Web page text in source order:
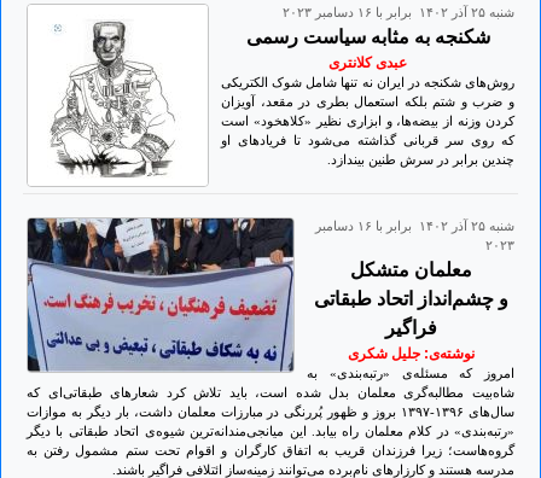
شنبه ۲۵ آذر ۱۴۰۲ برابر با ۱۶ دسامبر ۲۰۲۳
شکنجه به مثابه سیاست رسمی
عبدی کلانتری
روش‌های شکنجه در ایران نه تنها شامل شوک الکتریکی
و ضرب و شتم بلکه استعمال بطری در مقعد، آویزان
کردن وزنه از بیضه‌ها، و ابزاری نظیر «کلاهخود» است
که روی سر قربانی گذاشته می‌شود تا فریادهای او
چندین برابر در سرش طنین بیندازد.
شنبه ۲۵ آذر ۱۴۰۲ برابر با ۱۶ دسامبر
۲۰۲۳
معلمان متشکل
و چشم‌انداز اتحاد طبقاتی
فراگیر
نوشته‌ی: جلیل شکری
امروز که مسئله‌ی «رتبه‌بندی» به
شاه‌بیت مطالبه‌گری معلمان بدل شده است، باید تلاش کرد شعارهای طبقاتی‌ای که
سال‌های ۱۳۹۶-۱۳۹۷ بروز و ظهور پُررنگی در مبارزات معلمان داشت، بار دیگر به موازات
«رتبه‌بندی» در کلام معلمان راه بیابد. این میانجی‌مندانه‌ترین شیوه‌ی اتحاد طبقاتی با دیگر
گروه‌هاست؛ زیرا فرزندان قریب به اتفاق کارگران و اقوام تحت ستم مشمول رفتن به
مدرسه هستند و کارزارهای نام‌برده می‌توانند زمینه‌ساز ائتلافی فراگیر باشند.